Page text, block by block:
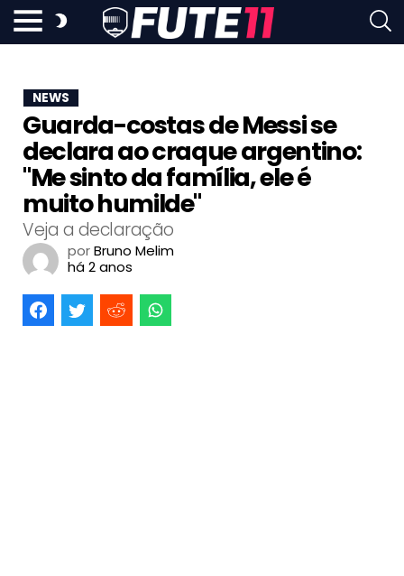
NEWS
Guarda-costas de Messi se
declara ao craque argentino:
"Me sinto da família, ele é
muito humilde"
Veja a declaração
porBruno Melim
há 2 anos